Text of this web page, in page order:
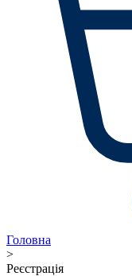
Головна
>
Реєстрація